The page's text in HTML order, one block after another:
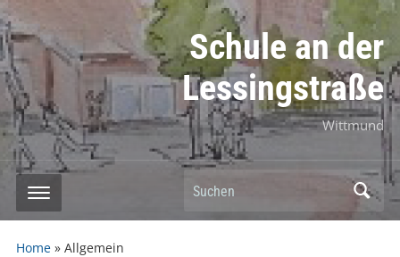
Schule an der
Lessingstraße
Wittmund
Suchen
Home» Allgemein